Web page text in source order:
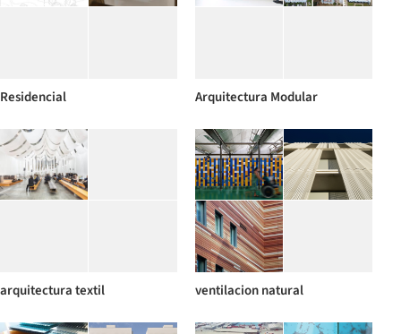
Residencial Arquitectura Modular
arquitectura textil ventilacion natural